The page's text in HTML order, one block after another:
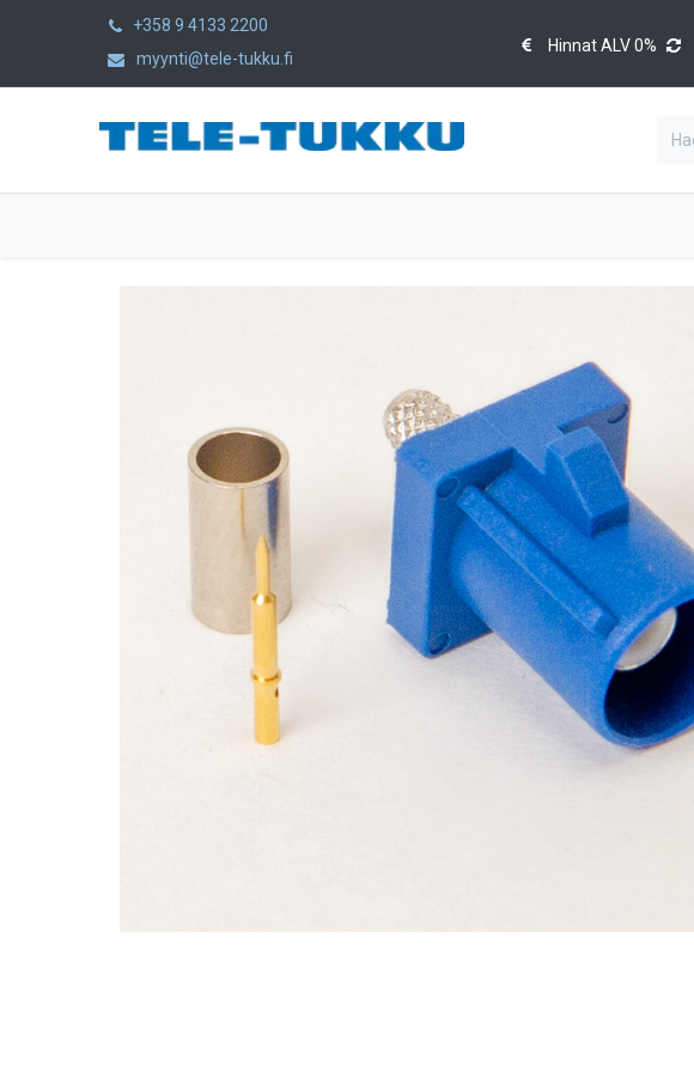
+358 9 4133 2200
myynti@tele-tukku.fi
Hinnat ALV 0%